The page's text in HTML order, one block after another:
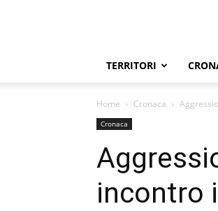
TERRITORI
Home Cronaca
Cronaca
incontro